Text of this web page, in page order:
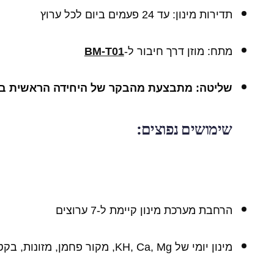
תדירות מינון: עד 24 פעמים ביום לכל ערוץ
מתח: מוזן דרך חיבור ל-BM-T01
שליטה: מתבצעת מהבקר של היחידה הראשית
שימושים נפוצים:
הרחבת מערכת מינון קיימת ל-7 ערוצים
מינון יומי של KH, Ca, Mg, מקור פחמן, מזונות, בקטריות, ותוספים נוזליים נוספים.